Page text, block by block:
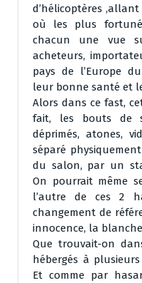
d’hélicoptères
où les plus
chacun une vue
acheteurs,
pays de l’Europe
leur bonne santé et
Alors dans ce fast,
fait, les bouts de
déprimés, atones,
séparé
du salon, par un
On pourrait même
l’autre de ces 2
changement de
innocence, la
Que trouvait-on
hébergés à
Et comme par